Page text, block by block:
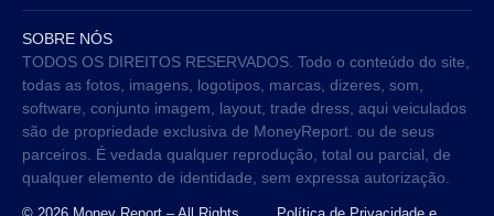
SOBRE NÓS
TODOS OS DIREITOS RESERVADOS. Todo o conteúdo do site,
todas as fotos, imagens, logotipos, marcas, dizeres, som,
software, conjunto imagem, layout, trade dress, aqui veiculados
são de propriedade exclusiva de MoneyReport. ou de seus
parceiros. É vedada qualquer reprodução, total ou parcial, de
qualquer elemento de identidade, sem expressa autorização.